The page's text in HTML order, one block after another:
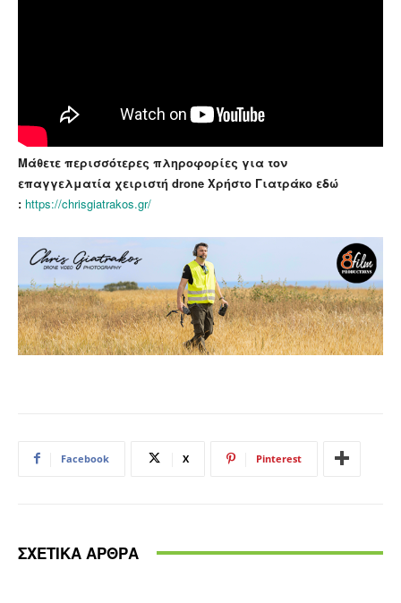
Μάθετε περισσότερες πληροφορίες για τον
επαγγελματία χειριστή drone Χρήστο Γιατράκο εδώ
: https://chrisgiatrakos.gr/
Facebook X Pinterest
ΣΧΕΤΙΚΑ ΑΡΘΡΑ